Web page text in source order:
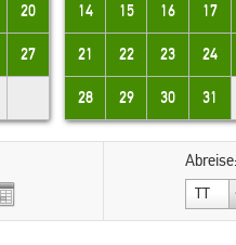
"I strongly recommend this place.
Apartments are situated in a
20
27
14 15 16 17
21 22 23 24
28 29 30 31
Abreise:
TT